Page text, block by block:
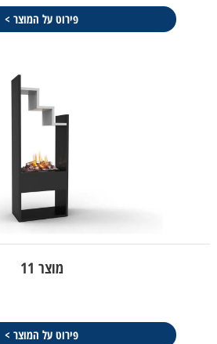
פירוט על המוצר >
מוצר 11
פירוט על המוצר >